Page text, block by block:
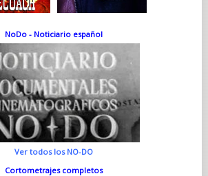
NoDo - Noticiario español
Ver todos los NO-DO
Cortometrajes completos